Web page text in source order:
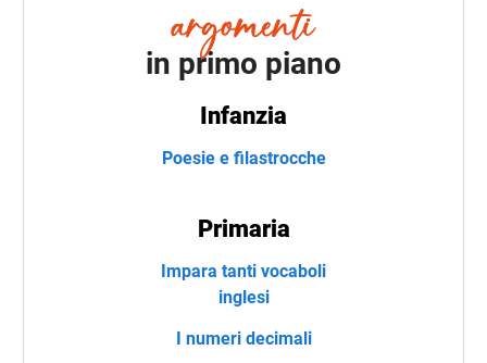
in primo piano
Infanzia
Poesie e filastrocche
Primaria
Impara tanti vocaboli
inglesi
I numeri decimali